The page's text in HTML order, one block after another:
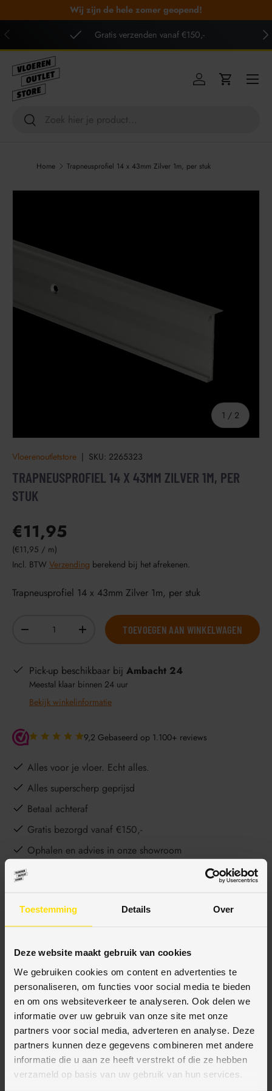
Toestemming Details Over
Deze website maakt gebruik van cookies
We gebruiken cookies om content en advertenties te
personaliseren, om functies voor social media te bieden
en om ons websiteverkeer te analyseren. Ook delen we
informatie over uw gebruik van onze site met onze
partners voor social media, adverteren en analyse. Deze
partners kunnen deze gegevens combineren met andere
informatie die u aan ze heeft verstrekt of die ze hebben
verzameld op basis van uw gebruik van hun services.
GA NAAR INHOUD
Wij zijn de hele zomer geopend!
VORIGE
Gratis verzenden vanaf €150,-
Zoeken
Zoeken
Inloggen
Menu
Home Trapneusprofiel 14 x 43mm Zilver 1m, per stuk
1 / van
2
Vloerenoutletstore | SKU: 2265323
TRAPNEUSPROFIEL 14 X 43MM ZILVER 1M, PER
STUK
€11,95
Eenheid prijs
€11,95 / m
Incl. BTW Verzending berekend bij het afrekenen.
Trapneusprofiel 14 x 43mm Zilver 1m, per stuk
-
+ TOEVOEGEN AAN WINKELWAGEN
Pick-up beschikbaar bij Ambacht 24
Meestal klaar binnen 24 uur
Bekijk winkelinformatie
9,2 Gebaseerd op 1.100+ reviews
Alles voor je vloer. Echt alles.
Alles superscherp geprijsd
Betaal achteraf
Gratis bezorgd vanaf €150,-
Ophalen en advies in onze showroom
BESCHRIJVING
SPECIFICATIES
BETAALMETHODES
JE KUNT BIJ ONS BETALEN MET: